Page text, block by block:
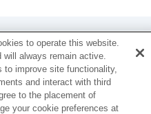
個別に行う
スタマイズする
を使う
示を設定する
マイメニューから
TP1001362789
to operate this website.
will always remain active.
to improve site functionality,
and interact with third
to the placement of
your cookie preferences at